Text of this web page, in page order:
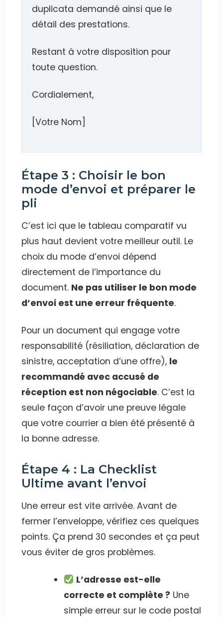
duplicata demandé ainsi que le
détail des prestations.
Restant à votre disposition pour
toute question.
Cordialement,
[Votre Nom]
Étape 3 : Choisir le bon
mode d’envoi et préparer le
pli
C’est ici que le tableau comparatif vu
plus haut devient votre meilleur outil. Le
choix du mode d’envoi dépend
directement de l’importance du
document. Ne pas utiliser le bon mode
d’envoi est une erreur fréquente.
Pour un document qui engage votre
responsabilité (résiliation, déclaration de
sinistre, acceptation d’une offre), le
recommandé avec accusé de
réception est non négociable. C’est la
seule façon d’avoir une preuve légale
que votre courrier a bien été présenté à
la bonne adresse.
Étape 4 : La Checklist
Ultime avant l’envoi
Une erreur est vite arrivée. Avant de
fermer l’enveloppe, vérifiez ces quelques
points. Ça prend 30 secondes et ça peut
vous éviter de gros problèmes.
L’adresse est-elle
correcte et complète ? Une
simple erreur sur le code postal